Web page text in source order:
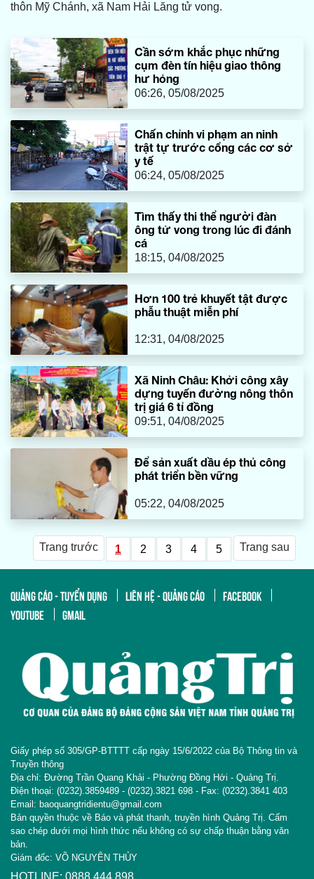
thôn Mỹ Chánh, xã Nam Hải Lăng tử vong.
Cần sớm khắc phục những
cụm đèn tín hiệu giao thông
hư hỏng
06:26, 05/08/2025
Chấn chỉnh vi phạm an ninh
trật tự trước cổng các cơ sở
y tế
06:24, 05/08/2025
Tìm thấy thi thể người đàn
ông tử vong trong lúc đi đánh
cá
18:15, 04/08/2025
Hơn 100 trẻ khuyết tật được
phẫu thuật miễn phí
12:31, 04/08/2025
Xã Ninh Châu: Khởi công xây
dựng tuyến đường nông thôn
trị giá 6 tỉ đồng
09:51, 04/08/2025
Để sản xuất dầu ép thủ công
phát triển bền vững
05:22, 04/08/2025
Trang trước 1 2 3 4 5 Trang sau
QUẢNG CÁO - TUYỂN DỤNG LIÊN HỆ - QUẢNG CÁO
FACEBOOK
YOUTUBE
GMAIL
Giấy phép số 305/GP-BTTTT cấp ngày 15/6/2022 của Bộ Thông tin và
Truyền thông
Địa chỉ: Đường Trần Quang Khải - Phường Đồng Hới - Quảng Trị.
Điện thoại: (0232).3859489 - (0232).3821 698 - Fax: (0232).3841 403
Email: baoquangtridientu@gmail.com
Bản quyền thuộc về Báo và phát thanh, truyền hình Quảng Trị. Cấm
sao chép dưới mọi hình thức nếu không có sự chấp thuận bằng văn
bản.
Giám đốc: VÕ NGUYÊN THỦY
HOTLINE: 0888 444 898